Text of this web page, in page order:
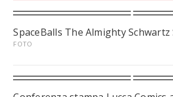
SpaceBalls The Almighty Schwartz
FOTO